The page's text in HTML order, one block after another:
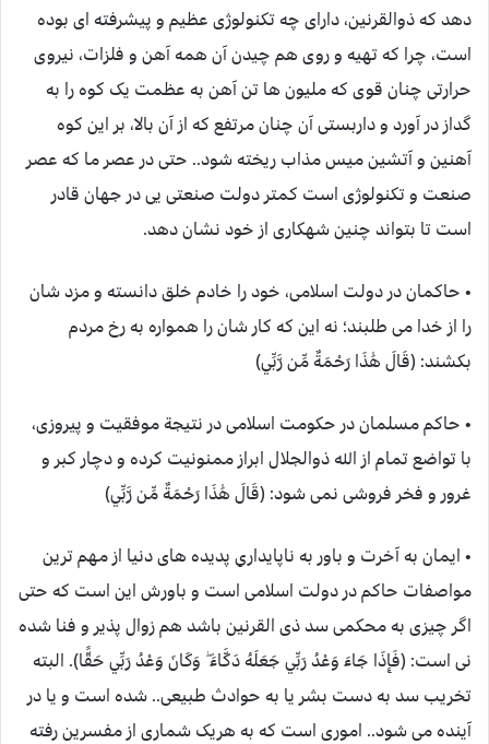
دهد که ذوالقرنین، دارای چه تکنولوژی عظیم و پیشرفته ای بوده
است، چرا که تهیه و روی هم چیدن آن همه آهن و فلزات، نیروی
حرارتی چنان قوی که ملیون ها تن آهن به عظمت یک کوه را به
گداز در آورد و داربستی آن چنان مرتفع که از آن بالا، بر این کوه
آهنین و آتشین میس مذاب ریخته شود.. حتی در عصر ما که عصر
صنعت و تکنولوژی است کمتر دولت صنعتی یی در جهان قادر
است تا بتواند چنین شهکاری از خود نشان دهد.
• حاکمان در دولت اسلامی، خود را خادم خلق دانسته و مزد شان
را از خدا می طلبند؛ نه این که کار شان را همواره به رخ مردم
بکشند: (قَالَ هَٰذَا رَحْمَةٌ مِّن رَّبِّي)
• حاکم مسلمان در حکومت اسلامی در نتیجة موفقیت و پیروزی،
با تواضع تمام از الله ذوالجلال ابراز ممنونیت کرده و دچار کبر و
غرور و فخر فروشی نمی شود: (قَالَ هَٰذَا رَحْمَةٌ مِّن رَّبِّي)
• ایمان به آخرت و باور به ناپایداریِ پدیده های دنیا از مهم ترین
مواصفات حاکم در دولت اسلامی است و باورش این است که حتی
اگر چیزی به محکمی سد ذی القرنین باشد هم زوال پذیر و فنا شده
نی است: (فَإِذَا جَاءَ وَعْدُ رَبِّي جَعَلَهُ دَكَّاءَ ۖ وَكَانَ وَعْدُ رَبِّي حَقًّا). البته
تخریب سد به دست بشر یا به حوادث طبیعی.. شده است و یا در
آینده می شود.. اموری است که به هریک شماری از مفسرین رفته